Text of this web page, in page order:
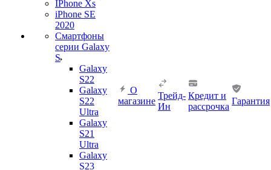
IPhone Xs
iPhone SE
2020
Смартфоны
серии Galaxy
S
Galaxy
S22
Galaxy
S22
Ultra
Galaxy
S21
Ultra
Galaxy
S23
О
магазине
Трейд-
Ин
Кредит и
рассрочка
Гарантия